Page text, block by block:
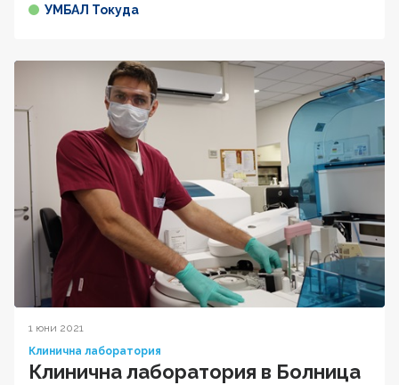
УМБАЛ Токуда
1 юни 2021
Клинична лаборатория
Клинична лаборатория в Болница